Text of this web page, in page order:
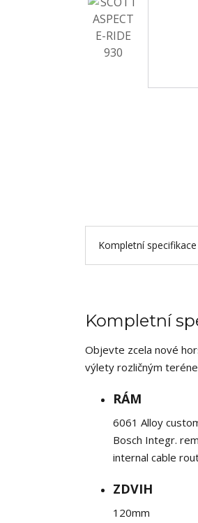
Kompletní specifikace
Kompletní
Objevte zcela nové
výlety rozličným
RÁM
6061 Alloy
Bosch Integr.
internal cable
ZDVIH
120mm